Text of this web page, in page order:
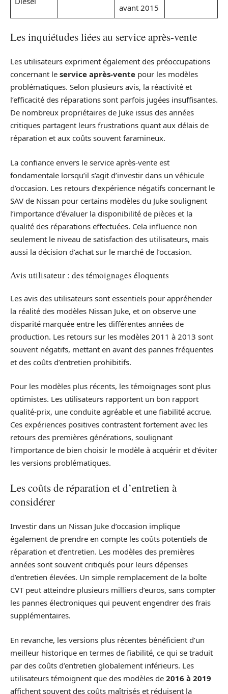
avant 2015
Les inquiétudes liées au service après-vente
Les utilisateurs expriment également des préoccupations
concernant le service après-vente pour les modèles
problématiques. Selon plusieurs avis, la réactivité et
l’efficacité des réparations sont parfois jugées insuffisantes.
De nombreux propriétaires de Juke issus des années
critiques partagent leurs frustrations quant aux délais de
réparation et aux coûts souvent faramineux.
La confiance envers le service après-vente est
fondamentale lorsqu’il s’agit d’investir dans un véhicule
d’occasion. Les retours d’expérience négatifs concernant le
SAV de Nissan pour certains modèles du Juke soulignent
l’importance d’évaluer la disponibilité de pièces et la
qualité des réparations effectuées. Cela influence non
seulement le niveau de satisfaction des utilisateurs, mais
aussi la décision d’achat sur le marché de l’occasion.
Avis utilisateur : des témoignages éloquents
Les avis des utilisateurs sont essentiels pour appréhender
la réalité des modèles Nissan Juke, et on observe une
disparité marquée entre les différentes années de
production. Les retours sur les modèles 2011 à 2013 sont
souvent négatifs, mettant en avant des pannes fréquentes
et des coûts d’entretien prohibitifs.
Pour les modèles plus récents, les témoignages sont plus
optimistes. Les utilisateurs rapportent un bon rapport
qualité-prix, une conduite agréable et une fiabilité accrue.
Ces expériences positives contrastent fortement avec les
retours des premières générations, soulignant
l’importance de bien choisir le modèle à acquérir et d’éviter
les versions problématiques.
Les coûts de réparation et d’entretien à
considérer
Investir dans un Nissan Juke d’occasion implique
également de prendre en compte les coûts potentiels de
réparation et d’entretien. Les modèles des premières
années sont souvent critiqués pour leurs dépenses
d’entretien élevées. Un simple remplacement de la boîte
CVT peut atteindre plusieurs milliers d’euros, sans compter
les pannes électroniques qui peuvent engendrer des frais
supplémentaires.
En revanche, les versions plus récentes bénéficient d’un
meilleur historique en termes de fiabilité, ce qui se traduit
par des coûts d’entretien globalement inférieurs. Les
utilisateurs témoignent que des modèles de 2016 à 2019
affichent souvent des coûts maîtrisés et réduisent la